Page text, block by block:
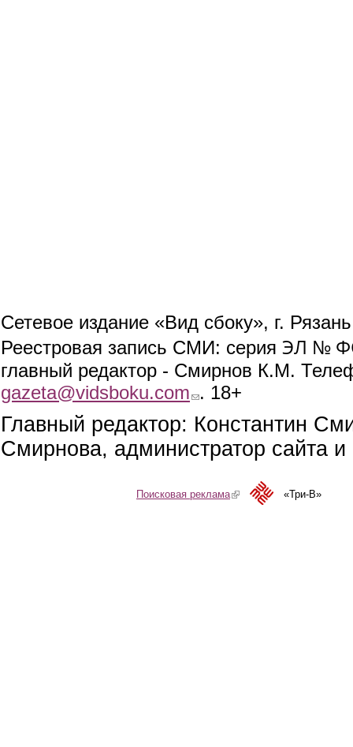
Сетевое издание «Вид сбоку», г.
Реестровая запись СМИ: серия ЭЛ №
главный редактор - Смирнов К.М.
gazeta@vidsboku.com (link sends e-mail)
. 18+
Главный редактор: Константин
Смирнова, администратор сайта
Поисковая реклама(link is external)«Три-В»